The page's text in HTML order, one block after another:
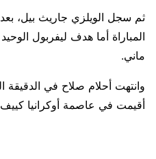
ثم سجل الويلزي جاريث بيل، بعد
المباراة أما هدف ليفربول
ماني.
وانتهت أحلام صلاح في الدقيقة
أقيمت في عاصمة أوكرانيا كييف